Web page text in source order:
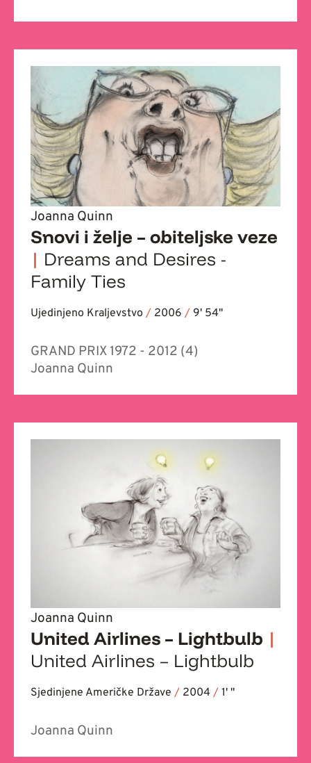
Joanna Quinn
Snovi i želje – obiteljske veze
| Dreams and Desires -
Family Ties
Ujedinjeno Kraljevstvo / 2006 / 9' 54''
GRAND PRIX 1972 - 2012 (4)
Joanna Quinn
Joanna Quinn
United Airlines – Lightbulb |
United Airlines – Lightbulb
Sjedinjene Američke Države / 2004 / 1' ''
Joanna Quinn